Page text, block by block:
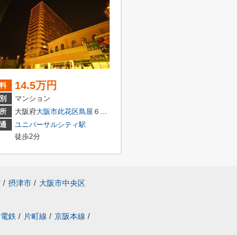
14.5万円
マンション
大阪府大阪市此花区島屋 ６丁目2-89
ユニバーサルシティ駅
徒歩2分
/ 摂津市 / 大阪市中央区
鉄 / 片町線 / 京阪本線 /